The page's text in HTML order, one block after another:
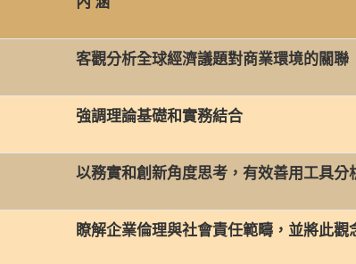
客觀分析全球經濟議題對商業環境的關聯
強調理論基礎和實務結合
以務實和創新角度思考，有效善用工具分
瞭解企業倫理與社會責任範疇，並將此